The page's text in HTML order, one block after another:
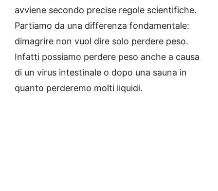
avviene secondo precise regole scientifiche.
Partiamo da una differenza fondamentale:
dimagrire non vuol dire solo perdere peso.
Infatti possiamo perdere peso anche a causa
di un virus intestinale o dopo una sauna in
quanto perderemo molti liquidi.